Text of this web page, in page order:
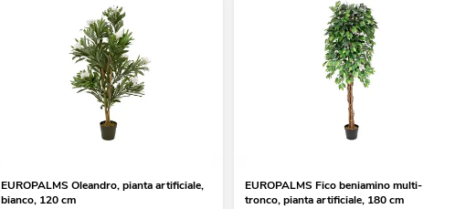
EUROPALMS Oleandro, pianta artificiale,
bianco, 120 cm
EUROPALMS Fico beniamino multi-
tronco, pianta artificiale, 180 cm